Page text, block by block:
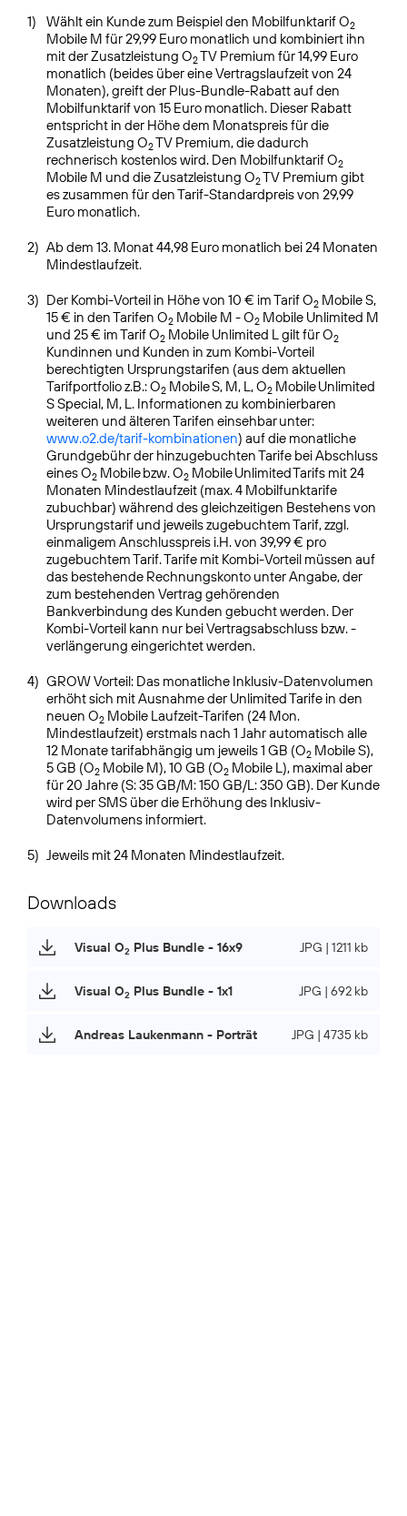
1) Wählt ein Kunde zum Beispiel den Mobilfunktarif O2
Mobile M für 29,99 Euro monatlich und kombiniert ihn
mit der Zusatzleistung O2TV Premium für 14,99 Euro
monatlich (beides über eine Vertragslaufzeit von 24
Monaten), greift der Plus-Bundle-Rabatt auf den
Mobilfunktarif von 15 Euro monatlich. Dieser Rabatt
entspricht in der Höhe dem Monatspreis für die
Zusatzleistung O2TV Premium, die dadurch
rechnerisch kostenlos wird. Den Mobilfunktarif O2
Mobile M und die Zusatzleistung O2TV Premium gibt
es zusammen für den Tarif-Standardpreis von 29,99
Euro monatlich.
2) Ab dem 13. Monat 44,98 Euro monatlich bei 24 Monaten
Mindestlaufzeit.
3) Der Kombi-Vorteil in Höhe von 10 € im Tarif O2 Mobile S,
15 € in den Tarifen O2 Mobile M - O2 Mobile Unlimited M
und 25 € im Tarif O2 Mobile Unlimited L gilt für O2
Kundinnen und Kunden in zum Kombi-Vorteil
berechtigten Ursprungstarifen (aus dem aktuellen
Tarifportfolio z.B.: O2 Mobile S, M, L, O2 Mobile Unlimited
S Special, M, L. Informationen zu kombinierbaren
weiteren und älteren Tarifen einsehbar unter:
www.o2.de/tarif-kombinationen) auf die monatliche
Grundgebühr der hinzugebuchten Tarife bei Abschluss
eines O2 Mobile bzw. O2 Mobile Unlimited Tarifs mit 24
Monaten Mindestlaufzeit (max. 4 Mobilfunktarife
zubuchbar) während des gleichzeitigen Bestehens von
Ursprungstarif und jeweils zugebuchtem Tarif, zzgl.
einmaligem Anschlusspreis i.H. von 39,99 € pro
zugebuchtem Tarif. Tarife mit Kombi-Vorteil müssen auf
das bestehende Rechnungskonto unter Angabe, der
zum bestehenden Vertrag gehörenden
Bankverbindung des Kunden gebucht werden. Der
Kombi-Vorteil kann nur bei Vertragsabschluss bzw. -
verlängerung eingerichtet werden.
4) GROW Vorteil: Das monatliche Inklusiv-Datenvolumen
erhöht sich mit Ausnahme der Unlimited Tarife in den
neuen O2 Mobile Laufzeit-Tarifen (24 Mon.
Mindestlaufzeit) erstmals nach 1 Jahr automatisch alle
12 Monate tarifabhängig um jeweils 1 GB (O2 Mobile S),
5 GB (O2 Mobile M), 10 GB (O2 Mobile L), maximal aber
für 20 Jahre (S: 35 GB/M: 150 GB/L: 350 GB). Der Kunde
wird per SMS über die Erhöhung des Inklusiv-
Datenvolumens informiert.
5) Jeweils mit 24 Monaten Mindestlaufzeit.
Downloads
Visual O2 Plus Bundle - 16x9 JPG | 1211 kb
Visual O2 Plus Bundle - 1x1 JPG | 692 kb
Andreas Laukenmann - Porträt JPG | 4735 kb